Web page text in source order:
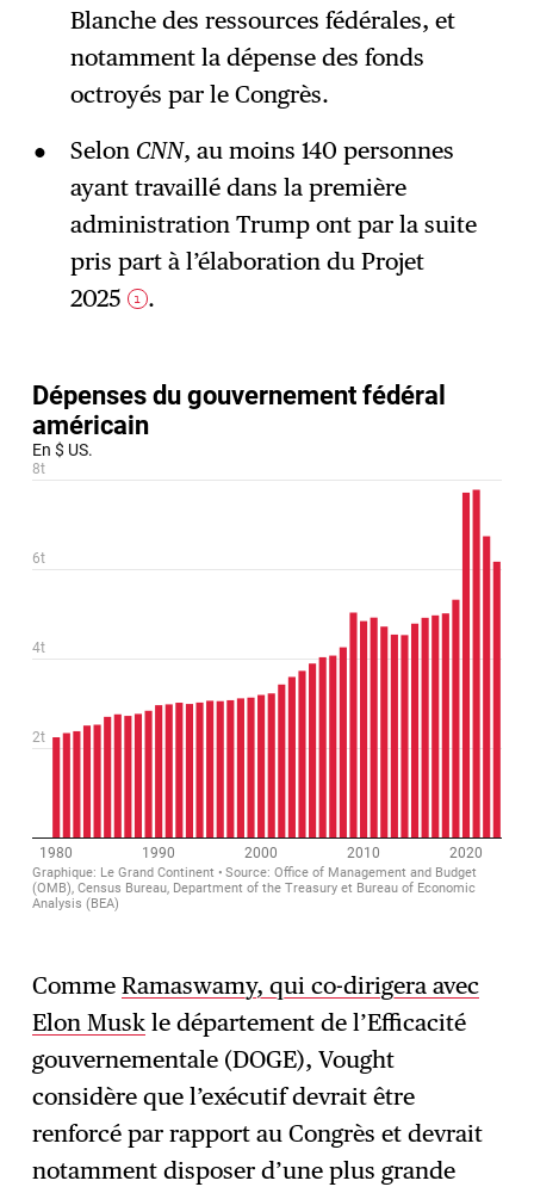
Blanche des ressources fédérales, et
notamment la dépense des fonds
octroyés par le Congrès.
Selon CNN, au moins 140 personnes
ayant travaillé dans la première
administration Trump ont par la suite
pris part à l’élaboration du Projet
2025
1 .
CommeRamaswamy, qui co-dirigera avec
Elon Musk le département de l’Efficacité
gouvernementale (DOGE), Vought
considère que l’exécutif devrait être
renforcé par rapport au Congrès et devrait
notamment disposer d’une plus grande